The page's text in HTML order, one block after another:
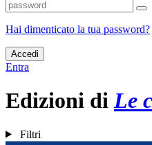
Hai dimenticato la tua password?
Accedi
Entra
Edizioni diLe
Filtri